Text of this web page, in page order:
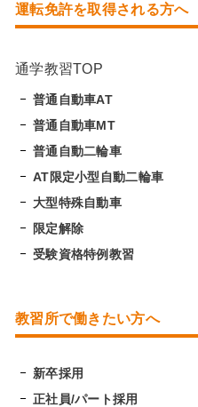
運転免許を取得される方へ
通学教習TOP
普通自動車AT
普通自動車MT
普通自動二輪車
AT限定小型自動二輪車
大型特殊自動車
限定解除
受験資格特例教習
教習所で働きたい方へ
新卒採用
正社員/パート採用